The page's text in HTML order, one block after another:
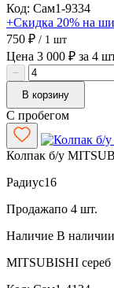
Код: Сам1-9334
+Скидка 20% на
750 ₽ / 1 шт
Цена 3 000 ₽ за 4
−
В корзину
С пробегом
Колпак б/у
Радиус16
Продажапо 4 шт.
Наличие В
MITSUBISHI сереб